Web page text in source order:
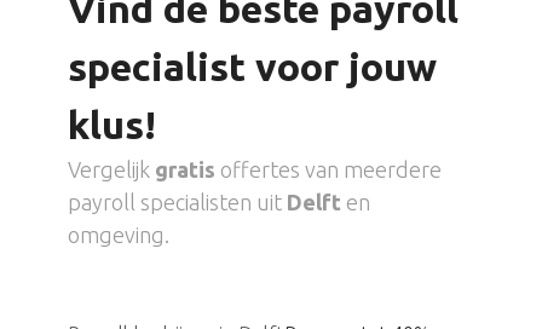
specialist voor jouw
klus!
Vergelijk gratis offertes van meerdere
payroll specialisten uit Delft en
omgeving.